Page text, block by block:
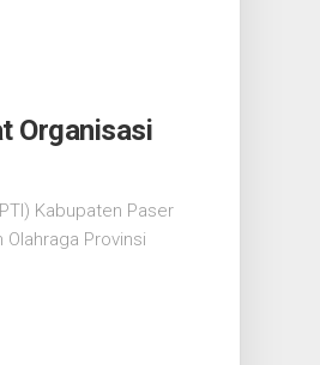
Organisasi
Kabupaten Paser
Provinsi